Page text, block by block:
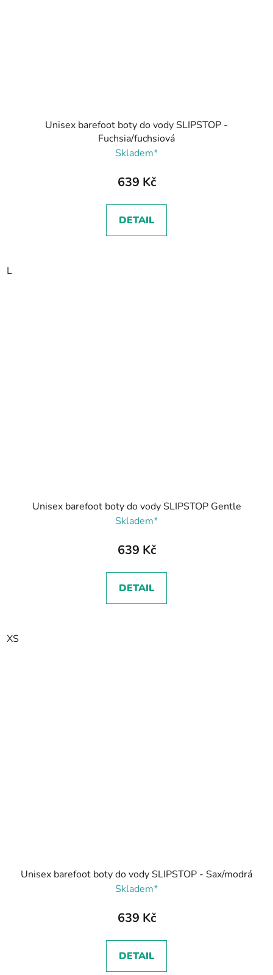
Unisex barefoot boty do vody SLIPSTOP -
Fuchsia/fuchsiová
Skladem*
639 Kč
DETAIL
L
Unisex barefoot boty do vody SLIPSTOP Gentle
Skladem*
639 Kč
DETAIL
XS
Unisex barefoot boty do vody SLIPSTOP - Sax/modrá
Skladem*
639 Kč
DETAIL